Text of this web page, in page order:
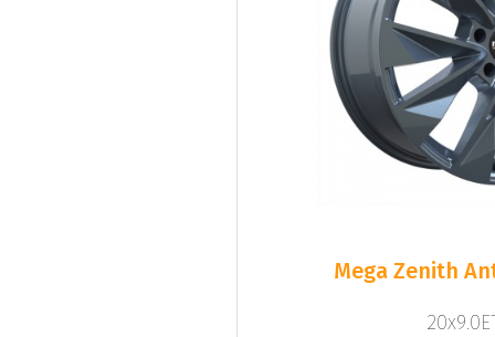
Mega Zenith